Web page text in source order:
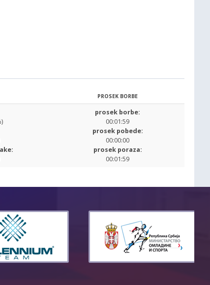
PROSEK BORBE
prosek borbe:
00:01:59
prosek pobede:
00:00:00
prosek poraza:
00:01:59